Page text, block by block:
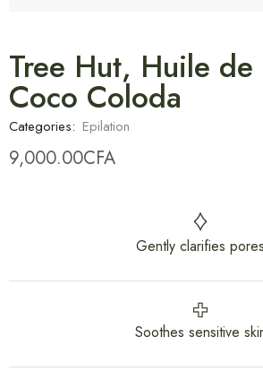
Tree Hut, Huile de
Coco Coloda
Categories: Epilation
9,000.00CFA
Gently clarifies pores
Soothes sensitive